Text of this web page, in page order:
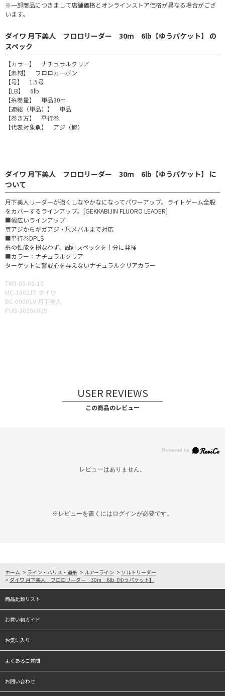
※一部商品につきまして店舗価格とオンラインストア価格が異なる場合がござ
います。
ダイワ 月下美人 フロロリーダー 30m 6lb【ゆうパケット】 の
スペック
【カラー】 ナチュラルクリア
【素材】 フロロカーボン
【号】 1.5号
【LB】 6lb
【糸巻量】 単品30m
【連結（単品）】 単品
【巻き方】 平行巻
【代表対象魚】 アジ（鰺）
ダイワ 月下美人 フロロリーダー 30m 6lb【ゆうパケット】 に
ついて
月下美人リーダーが強くしなやかなになってパワーアップ。ライトゲーム全般
をカバーするラインアップ。[GEKKABIJIN FLUORO LEADER]
■幅広いラインアップ
豆アジからギガアジ・尺メバルまで対応
■平行巻DPLS
糸の性能を損なわず、設計スペックを十分に発揮
■カラー：ナチュラルクリア
ターゲットに警戒心を与えないナチュラルクリアカラー
TKM-06-06-10
MC-160210 ダイワ
BC-090010 月下美人
PUB-20201009
USER REVIEWS
この商品のレビュー
レビューはありません。
※レビューを書くには ログインが必要です。
ホーム > ライン・ハリス・道糸 > ルアーライン > ソルトリーダー
> ダイワ 月下美人 フロロリーダー 30m 6lb【ゆうパケット】
商品比較リスト
お買い物ガイド
お気に入り
よくあるご質問
お問い合わせ